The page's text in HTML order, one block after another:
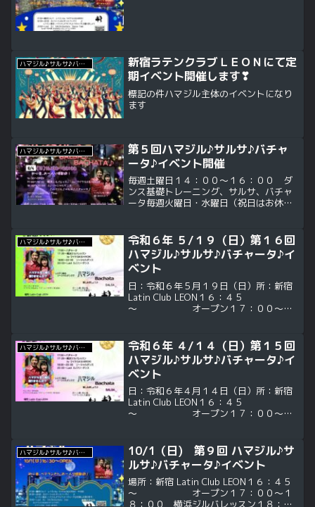
ハマジル♪サルサ♪バチャータ♪イベント
新宿ラテンクラブＬＥＯＮにて定
期イベント開催します❣
標記の件ハマジル主体のイベントになり
ます
ハマジル♪サルサ♪バチャータ♪イベント
第５回ハマジル♪サルサ♪バチャ
ータ♪イベント開催
毎週土曜日１４：００～１６：００ ダ
ンス基礎トレーニング、サルサ、バチャ
ータ毎週火曜日・水曜日（祝日はお休み
タお問い合わせ
Mail:maichael.k@gmail.comTEL：
08032529111
ハマジル♪サルサ♪バチャータ♪イベント
令和６年 ５/１９（日）第１６回
ハマジル♪サルサ♪バチャータ♪イ
ベント
日：令和６年５月１９日（日）所：新宿
Latin Club LEON１６：４５
～ オープン１７：００～１
ｅ ♪ハマジル♪
サルサ♪バチャータ費用：3...
ハマジル♪サルサ♪バチャータ♪イベント
令和６年 ４/１４（日）第１５回
ハマジル♪サルサ♪バチャータ♪イ
ベント
日：令和６年４月１４日（日）所：新宿
Latin Club LEON１６：４５
～ オープン１７：００～１
ｅ ♪ハマジル♪
サルサ♪バチャータ費用：3...
ハマジル♪サルサ♪バチャータ♪イベント
10/1（日) 第９回 ハマジル♪サ
ルサ♪バチャータ♪イベント
場所：新宿 Latin Club LEON１６：４５
～ オープン１７：００～１
８：００ 横浜ジルバレッスン１８：０